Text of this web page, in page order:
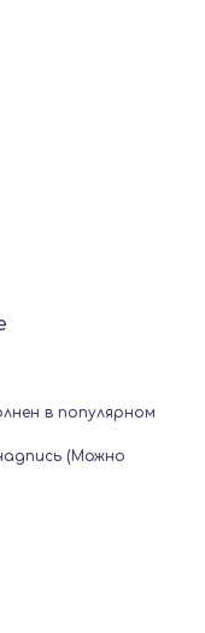
в популярном
(Можно